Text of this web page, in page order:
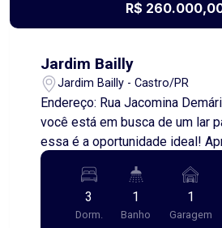
R$
Jardim Bailly
Jardim Bailly - Castro/PR
Endereço: Rua Jacomina
você está em busca de um lar
essa é a oportunidade ideal!
casa à venda no bairro Jardim
Castro/PR. Características do Imóvel: - Tipo:
Casa Padrão - Sala e cozinha -
Banheiro: 1 - Área Útil: 70,00
3
Dorm.
1
Banho
1
Garagem